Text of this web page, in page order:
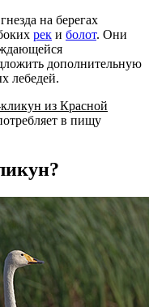
на берегах
рек и болот. Они
дополнительную
лебедей.
кликун из Красной
в пищу